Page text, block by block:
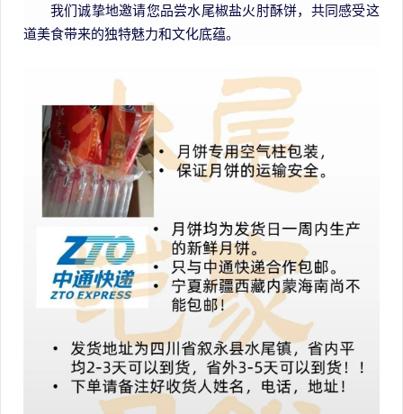
我们诚挚地邀请您品尝水尾椒盐火肘酥饼，共同感受这
道美食带来的独特魅力和文化底蕴。